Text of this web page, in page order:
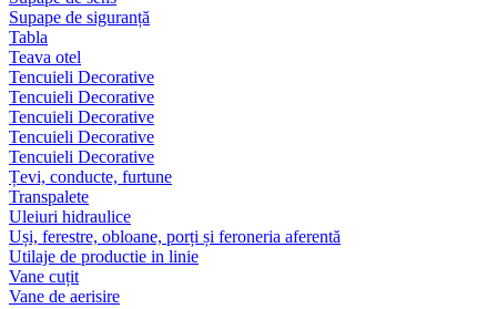
Supape de siguranță
Tabla
Teava otel
Tencuieli Decorative
Tencuieli Decorative
Tencuieli Decorative
Tencuieli Decorative
Tencuieli Decorative
Țevi, conducte, furtune
Transpalete
Uleiuri hidraulice
Uși, ferestre, obloane, porți și feroneria aferentă
Utilaje de productie in linie
Vane cuțit
Vane de aerisire